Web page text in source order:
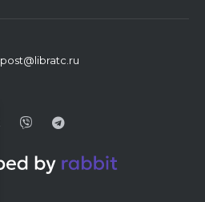
post@libratc.ru